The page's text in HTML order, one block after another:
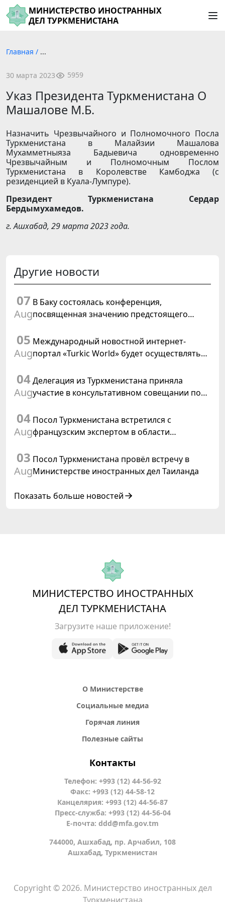
МИНИСТЕРСТВО ИНОСТРАННЫХ
ДЕЛ ТУРКМЕНИСТАНА
Главная / ...
30 марта 2023 5959
Указ Президента Туркменистана О
Машалове М.Б.
Назначить Чрезвычайного и Полномочного Посла
Туркменистана в Малайзии Машалова
Мухамметныяза Бадыевича одновременно
Чрезвычайным и Полномочным Послом
Туркменистана в Королевстве Камбоджа (с
резиденцией в Куала-Лумпуре).
Президент Туркменистана
Сердар
Бердымухамедов.
г. Ашхабад, 29 марта 2023 года.
Другие новости
07
Aug
В Баку состоялась конференция,
посвященная значению предстоящего
резолюции ООН «Год международного
права, 2028»
05
Aug
Международный новостной интернет-
портал «Turkic World» будет осуществлять
заседания Халк Маслахаты Туркменистана
04
Aug
Делегация из Туркменистана приняла
участие в консультативном совещании по
04
Aug
Посол Туркменистана встретился с
французским экспертом в области
03
Aug
Посол Туркменистана провёл встречу в
Министерстве иностранных дел Таиланда
Показать больше новостей
МИНИСТЕРСТВО ИНОСТРАННЫХ
ДЕЛ ТУРКМЕНИСТАНА
Загрузите наше приложение!
О Министерстве
Социальные медиа
Горячая линия
Полезные сайты
Контакты
Телефон: +993 (12) 44-56-92
Факс: +993 (12) 44-58-12
Канцелярия: +993 (12) 44-56-87
Пресс-служба: +993 (12) 44-56-04
Е-почта: ddd@mfa.gov.tm
744000, Ашхабад, пр. Арчабил, 108
Ашхабад, Туркменистан
Copyright © 2026. Министерство иностранных дел